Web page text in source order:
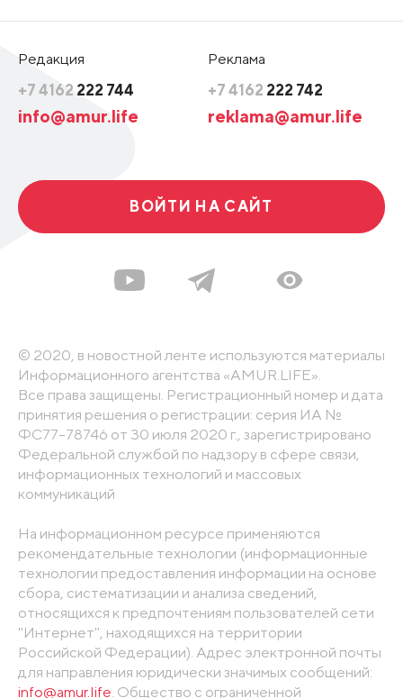
Редакция
+7 4162 222 744
info@amur.life
Реклама
+7 4162 222 742
reklama@amur.life
ВОЙТИ НА САЙТ
© 2020, в новостной ленте используются материалы
Информационного агентства «AMUR.LIFE».
Все права защищены. Регистрационный номер и дата
принятия решения о регистрации: серия ИА №
ФС77-78746 от 30 июля 2020 г., зарегистрировано
Федеральной службой по надзору в сфере связи,
информационных технологий и массовых
коммуникаций
На информационном ресурсе применяются
рекомендательные технологии (информационные
технологии предоставления информации на основе
сбора, систематизации и анализа сведений,
относящихся к предпочтениям пользователей сети
"Интернет", находящихся на территории
Российской Федерации). Адрес электронной почты
для направления юридически значимых сообщений:
info@amur.life. Общество с ограниченной